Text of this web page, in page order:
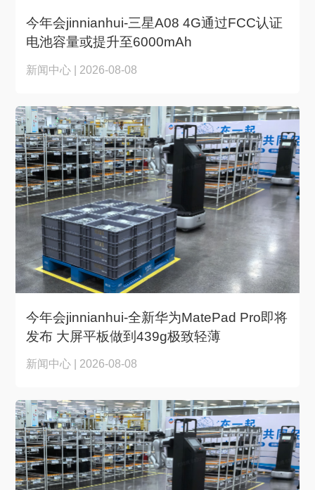
今年会jinnianhui-三星A08 4G通过FCC认证
电池容量或提升至6000mAh
新闻中心 | 2026-08-08
今年会jinnianhui-全新华为MatePad Pro即将
发布 大屏平板做到439g极致轻薄
新闻中心 | 2026-08-08